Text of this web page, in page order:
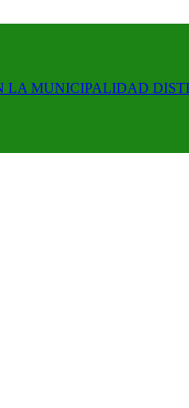
LA MUNICIPALIDAD